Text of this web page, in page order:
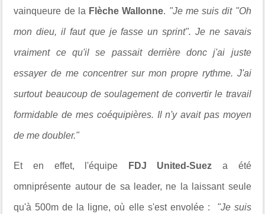
vainqueure de la Flèche Wallonne. "Je me suis dit "Oh
mon dieu, il faut que je fasse un sprint". Je ne savais
vraiment ce qu'il se passait derrière donc j'ai juste
essayer de me concentrer sur mon propre rythme. J'ai
surtout beaucoup de soulagement de convertir le travail
formidable de mes coéquipières. Il n'y avait pas moyen
de me doubler."
Et en effet, l'équipe FDJ United-Suez a été
omniprésente autour de sa leader, ne la laissant seule
qu'à 500m de la ligne, où elle s'est envolée : "Je suis